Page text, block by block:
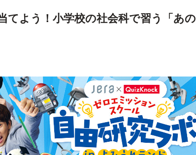
てよう！小学校の社会科で習う「あの